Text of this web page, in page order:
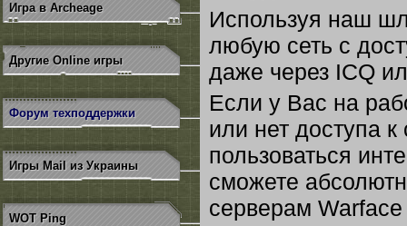
Игра в Archeage
Другие Online игры
Форум техподдержки
Игры Mail из Украины
WOT Ping
Используя наш
любую сеть с
даже через ICQ
Если у Вас на
или нет доступа
пользоваться
сможете
серверам